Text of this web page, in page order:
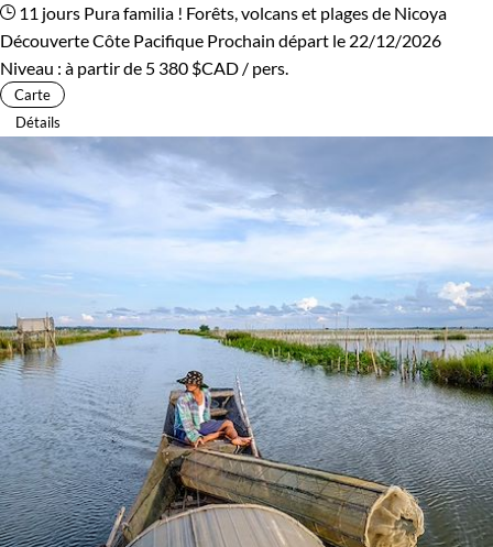
11 jours Pura familia ! Forêts, volcans et plages de Nicoya
Découverte Côte Pacifique Prochain départ le 22/12/2026
Niveau : à partir de 5 380 $CAD / pers.
Carte
Détails